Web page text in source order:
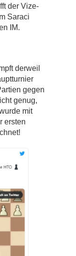
der Vize-
Saraci
IM.
derweil
gegen
genug,
mit
ersten